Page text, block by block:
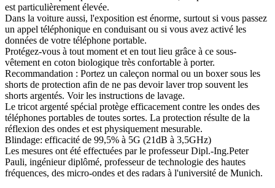
est particulièrement élevée.
Dans la voiture aussi, l'exposition est énorme, surtout si vous passez
un appel téléphonique en conduisant ou si vous avez activé les
données de votre téléphone portable.
Protégez-vous à tout moment et en tout lieu grâce à ce sous-
vêtement en coton biologique très confortable à porter.
Recommandation : Portez un caleçon normal ou un boxer sous les
shorts de protection afin de ne pas devoir laver trop souvent les
shorts argentés. Voir les instructions de lavage.
Le tricot argenté spécial protège efficacement contre les ondes des
téléphones portables de toutes sortes. La protection résulte de la
réflexion des ondes et est physiquement mesurable.
Blindage: efficacité de 99,5% à 5G (21dB à 3,5GHz)
Les mesures ont été effectuées par le professeur Dipl.-Ing.Peter
Pauli, ingénieur diplômé, professeur de technologie des hautes
fréquences, des micro-ondes et des radars à l'université de Munich.